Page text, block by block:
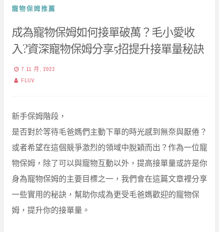
寵物保姆推薦
成為寵物保姆如何接單破萬？毛小愛收
入?資深寵物保姆分享5招提升接單量秘訣
7 11 月, 2023
FLUV
新手保姆階段，
是否對於等待毛爸媽們主動下單的時光感到無奈與厭倦？
或者希望在這個競爭激烈的領域中脫穎而出？作為一位寵
物保姆，除了可以與寵物互動以外，提高接單量或許是你
身為寵物保姆的主要目標之一，我們會在這篇文章裡分享
一些實用的秘訣，幫助你成為更受毛爸媽歡迎的寵物保
姆，提升你的接單量。